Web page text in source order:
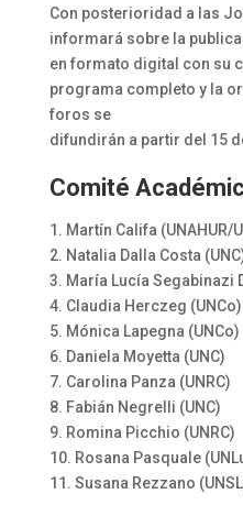
Con posterioridad a las
informará sobre la
en formato digital con su
programa completo y la
foros se
difundirán a partir del 15
Comité
1. Martín Califa (UNAHUR/
2. Natalia Dalla Costa
3. María Lucía Segabinazi
4. Claudia Herczeg (UNCo)
5. Mónica Lapegna (UNCo)
6. Daniela Moyetta (UNC)
7. Carolina Panza (UNRC)
8. Fabián Negrelli (UNC)
9. Romina Picchio (UNRC)
10. Rosana Pasquale
11. Susana Rezzano